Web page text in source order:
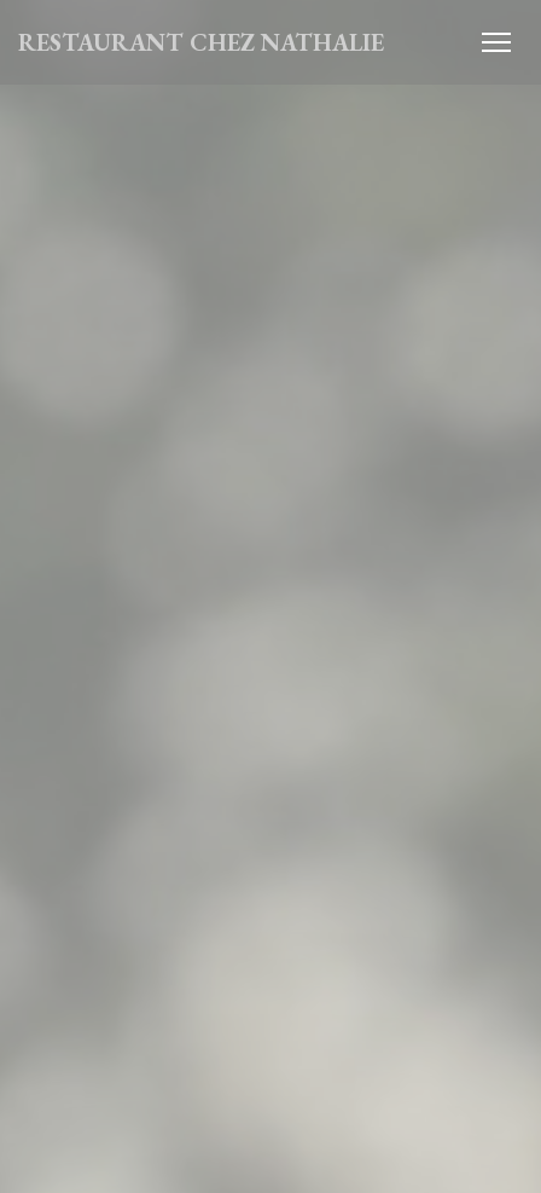
RESTAURANT CHEZ NATHALIE